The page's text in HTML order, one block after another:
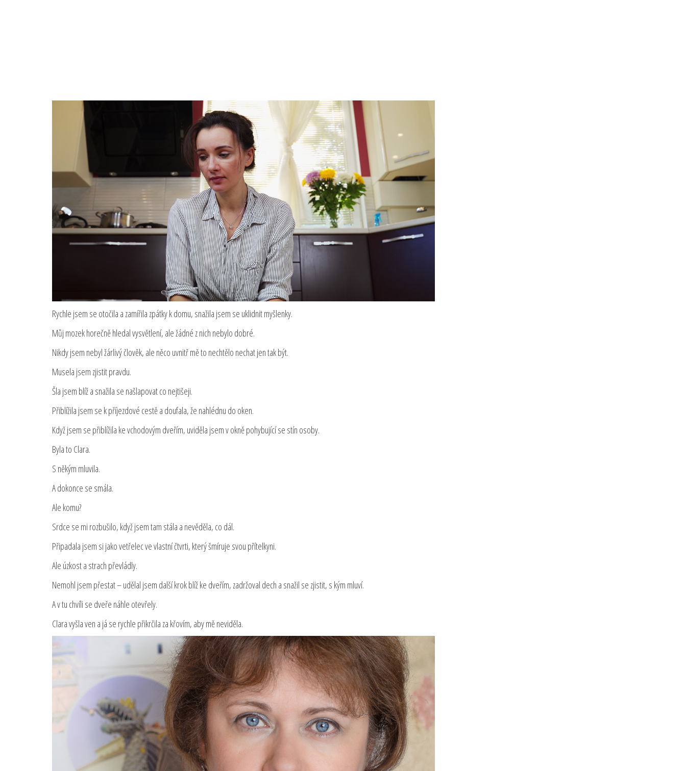
Rychle jsem se otočila a zamířila zpátky k domu, snažila jsem se uklidnit myšlenky.
Můj mozek horečně hledal vysvětlení, ale žádné z nich nebylo dobré.
Nikdy jsem nebyl žárlivý člověk, ale něco uvnitř mě to nechtělo nechat jen tak být.
Musela jsem zjistit pravdu.
Šla jsem blíž a snažila se našlapovat co nejtišeji.
Přiblížila jsem se k příjezdové cestě a doufala, že nahlédnu do oken.
Když jsem se přiblížila ke vchodovým dveřím, uviděla jsem v okně pohybující se stín osoby.
Byla to Clara.
S někým mluvila.
A dokonce se smála.
Ale komu?
Srdce se mi rozbušilo, když jsem tam stála a nevěděla, co dál.
Připadala jsem si jako vetřelec ve vlastní čtvrti, který šmíruje svou přítelkyni.
Ale úzkost a strach převládly.
Nemohl jsem přestat – udělal jsem další krok blíž ke dveřím, zadržoval dech a snažil se zjistit, s kým mluví.
A v tu chvíli se dveře náhle otevřely.
Clara vyšla ven a já se rychle přikrčila za křovím, aby mě neviděla.